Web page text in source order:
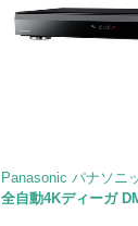
Panasonic パナソニ
全自動4Kディーガ